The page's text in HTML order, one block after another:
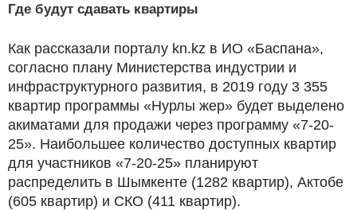
Где будут сдавать квартиры
Как рассказали порталу kn.kz в ИО «Баспана»,
согласно плану Министерства индустрии и
инфраструктурного развития, в 2019 году 3 355
квартир программы «Нурлы жер» будет выделено
акиматами для продажи через программу «7-20-
25». Наибольшее количество доступных квартир
для участников «7-20-25» планируют
распределить в Шымкенте (1282 квартир), Актобе
(605 квартир) и СКО (411 квартир).